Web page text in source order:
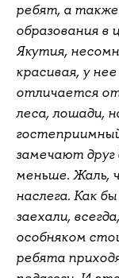
ребят, а
образования в
Якутия,
красивая, у
отличается
леса, лошади,
замечают
меньше. Жаль,
наслега. Как
заехали,
особняком
ребята